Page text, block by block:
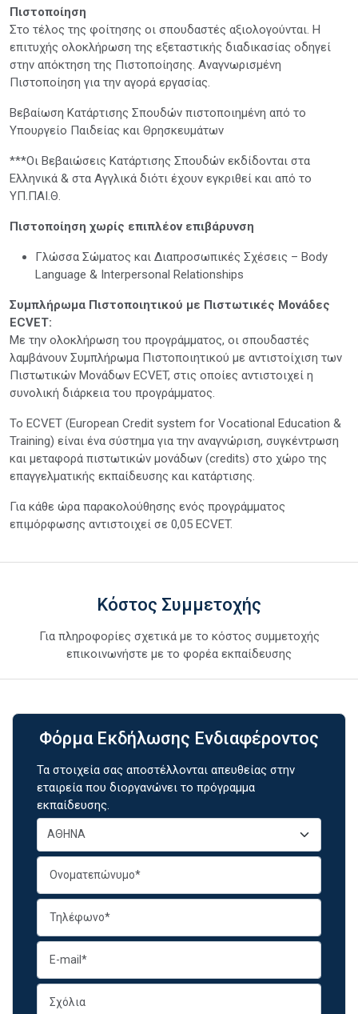
Πιστοποίηση
Στο τέλος της φοίτησης οι σπουδαστές αξιολογούνται. Η
επιτυχής ολοκλήρωση της εξεταστικής διαδικασίας οδηγεί
στην απόκτηση της Πιστοποίησης. Αναγνωρισμένη
Πιστοποίηση για την αγορά εργασίας.
Βεβαίωση Κατάρτισης Σπουδών πιστοποιημένη από το
Υπουργείο Παιδείας και Θρησκευμάτων
***Οι Βεβαιώσεις Κατάρτισης Σπουδών εκδίδονται στα
Ελληνικά & στα Αγγλικά διότι έχουν εγκριθεί και από το
ΥΠ.ΠΑΙ.Θ.
Πιστοποίηση χωρίς επιπλέον επιβάρυνση
Γλώσσα Σώματος και Διαπροσωπικές Σχέσεις – Body
Language & Interpersonal Relationships
Συμπλήρωμα Πιστοποιητικού με Πιστωτικές Μονάδες
ECVET:
Με την ολοκλήρωση του προγράμματος, οι σπουδαστές
λαμβάνουν Συμπλήρωμα Πιστοποιητικού με αντιστοίχιση των
Πιστωτικών Μονάδων ECVET, στις οποίες αντιστοιχεί η
συνολική διάρκεια του προγράμματος.
Το ECVET (European Credit system for Vocational Education &
Training) είναι ένα σύστημα για την αναγνώριση, συγκέντρωση
και μεταφορά πιστωτικών μονάδων (credits) στο χώρο της
επαγγελματικής εκπαίδευσης και κατάρτισης.
Για κάθε ώρα παρακολούθησης ενός προγράμματος
επιμόρφωσης αντιστοιχεί σε 0,05 ECVET.
Κόστος Συμμετοχής
Για πληροφορίες σχετικά με το κόστος συμμετοχής
επικοινωνήστε με το φορέα εκπαίδευσης
Φόρμα Εκδήλωσης Ενδιαφέροντος
Τα στοιχεία σας αποστέλλονται απευθείας στην
εταιρεία που διοργανώνει το πρόγραμμα
εκπαίδευσης.